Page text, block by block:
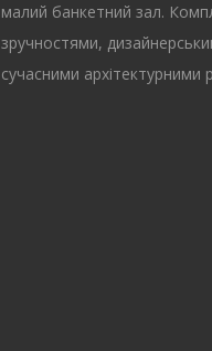
малий банкетний зал.
зручностями,
сучасними архітектурними